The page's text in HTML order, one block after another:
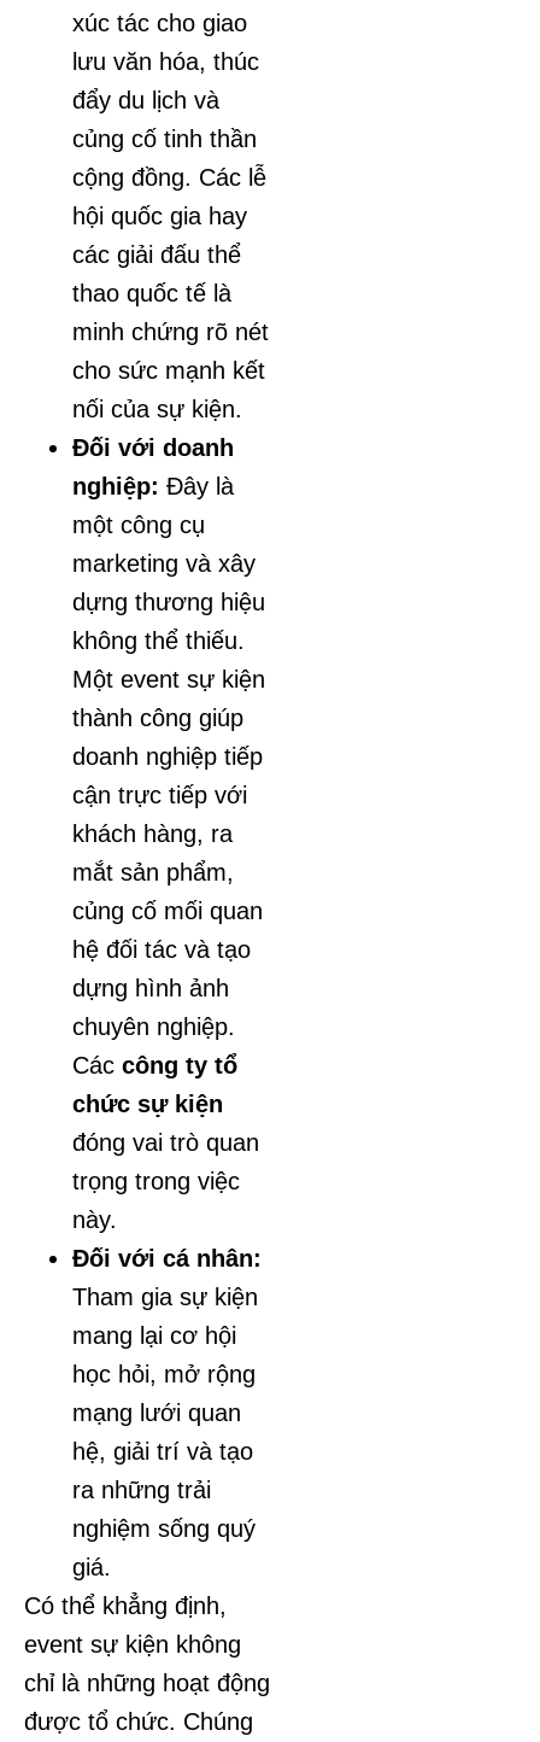
xúc tác cho giao
lưu văn hóa, thúc
đẩy du lịch và
củng cố tinh thần
cộng đồng. Các lễ
hội quốc gia hay
các giải đấu thể
thao quốc tế là
minh chứng rõ nét
cho sức mạnh kết
nối của sự kiện.
Đối với doanh
nghiệp: Đây là
một công cụ
marketing và xây
dựng thương hiệu
không thể thiếu.
Một event sự kiện
thành công giúp
doanh nghiệp tiếp
cận trực tiếp với
khách hàng, ra
mắt sản phẩm,
củng cố mối quan
hệ đối tác và tạo
dựng hình ảnh
chuyên nghiệp.
Các công ty tổ
chức sự kiện
đóng vai trò quan
trọng trong việc
này.
Đối với cá nhân:
Tham gia sự kiện
mang lại cơ hội
học hỏi, mở rộng
mạng lưới quan
hệ, giải trí và tạo
ra những trải
nghiệm sống quý
giá.
Có thể khẳng định,
event sự kiện không
chỉ là những hoạt động
được tổ chức. Chúng